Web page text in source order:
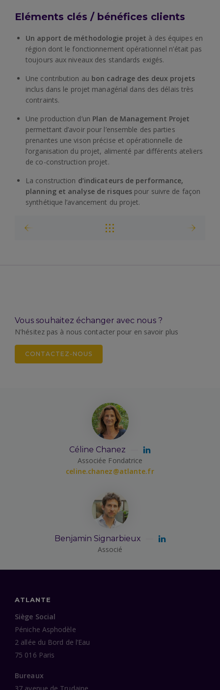
Eléments clés / bénéfices clients
Un apport de méthodologie projet à des équipes en
région dont le fonctionnement opérationnel n’était pas
toujours aux niveaux des standards exigés.
Une contribution au bon cadrage des deux projets
inclus dans le projet managérial dans des délais très
contraints.
Une production d’un Plan de Management Projet
permettant d’avoir pour l’ensemble des parties
prenantes une vison précise et opérationnelle de
l’organisation du projet, alimenté par différents ateliers
de co-construction projet.
La construction d’indicateurs de performance,
planning et analyse de risques pour suivre de façon
synthétique l’avancement du projet.
Vous souhaitez échanger avec nous ?
N'hésitez pas à nous contacter pour en savoir plus
CONTACTEZ-NOUS
Céline Chanez
Associée Fondatrice
celine.chanez@atlante.fr
Benjamin Signarbieux
Associé
ATLANTE
Siège Social
Péniche Asphodèle
2 allée du Bord de l’Eau
75 016 Paris
Bureaux